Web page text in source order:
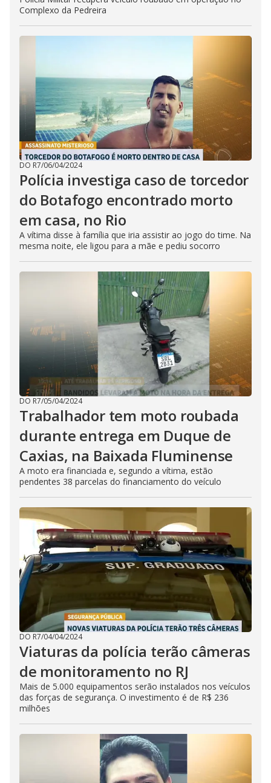
Complexo da Pedreira
DO R7/06/04/2024
Polícia investiga caso de torcedor
do Botafogo encontrado morto
em casa, no Rio
A vítima disse à família que iria assistir ao jogo do time. Na
mesma noite, ele ligou para a mãe e pediu socorro
DO R7/05/04/2024
Trabalhador tem moto roubada
durante entrega em Duque de
Caxias, na Baixada Fluminense
A moto era financiada e, segundo a vítima, estão
pendentes 38 parcelas do financiamento do veículo
DO R7/04/04/2024
Viaturas da polícia terão câmeras
de monitoramento no RJ
Mais de 5.000 equipamentos serão instalados nos veículos
das forças de segurança. O investimento é de R$ 236
milhões